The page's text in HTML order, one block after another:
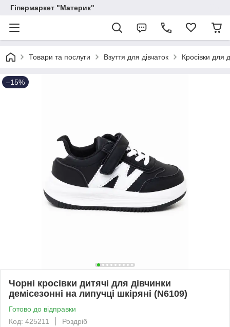
Гіпермаркет "Материк"
Товари та послуги Взуття для дівчаток Кросівки для
–15%
Чорні кросівки дитячі для дівчинки
демісезонні на липучці шкіряні (N6109)
Готово до відправки
Код: 425211
Роздріб